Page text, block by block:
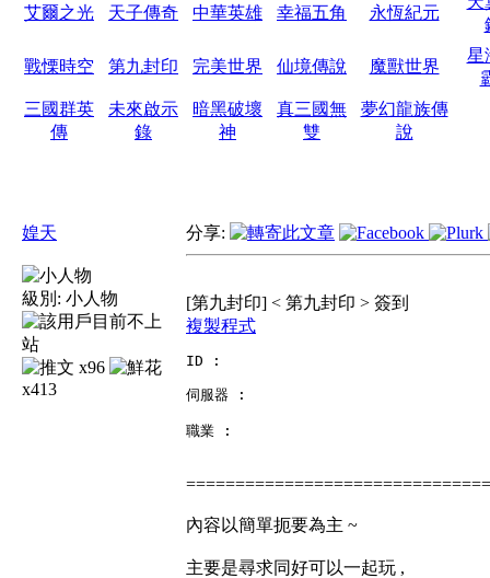
艾爾之光 天子傳奇 中華英雄 幸福五角 永恆紀元
戰慄時空 第九封印 完美世界 仙境傳說 魔獸世界
星
三國群英
傳
未來啟示
錄
暗黑破壞
神
真三國無
雙
夢幻龍族傳
說
媓天
級別: 小人物
x96
x413
分享:
[第九封印] < 第九封印 > 簽到
複製程式
ID :
伺服器 :
職業 :
內容以簡單扼要為主 ~
主要是尋求同好可以一起玩 ,